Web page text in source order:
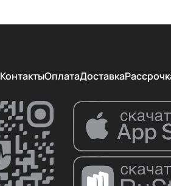
КонтактыОплатаДоставка